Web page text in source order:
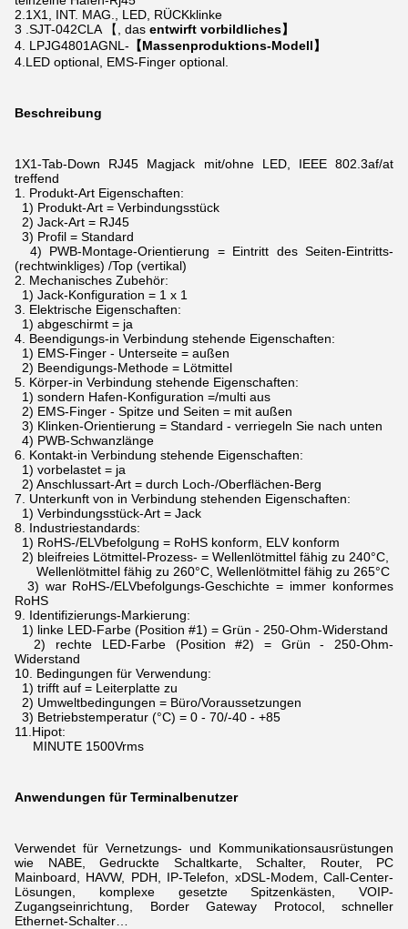
2.1X1, INT. MAG., LED, RÜCKklinke
3 .SJT-042CLA 【, das entwirft vorbildliches】
4. LPJG4801AGNL- 【Massenproduktions-Modell】
4.LED optional, EMS-Finger optional.
Beschreibung
1X1-Tab-Down RJ45 Magjack mit/ohne LED, IEEE 802.3af/at
treffend
1. Produkt-Art Eigenschaften:
1) Produkt-Art = Verbindungsstück
2) Jack-Art = RJ45
3) Profil = Standard
4) PWB-Montage-Orientierung = Eintritt des Seiten-Eintritts-
(rechtwinkliges) /Top (vertikal)
2. Mechanisches Zubehör:
1) Jack-Konfiguration = 1 x 1
3. Elektrische Eigenschaften:
1) abgeschirmt = ja
4. Beendigungs-in Verbindung stehende Eigenschaften:
1) EMS-Finger - Unterseite = außen
2) Beendigungs-Methode = Lötmittel
5. Körper-in Verbindung stehende Eigenschaften:
1) sondern Hafen-Konfiguration =/multi aus
2) EMS-Finger - Spitze und Seiten = mit außen
3) Klinken-Orientierung = Standard - verriegeln Sie nach unten
4) PWB-Schwanzlänge
6. Kontakt-in Verbindung stehende Eigenschaften:
1) vorbelastet = ja
2) Anschlussart-Art = durch Loch-/Oberflächen-Berg
7. Unterkunft von in Verbindung stehenden Eigenschaften:
1) Verbindungsstück-Art = Jack
8. Industriestandards:
1) RoHS-/ELVbefolgung = RoHS konform, ELV konform
2) bleifreies Lötmittel-Prozess- = Wellenlötmittel fähig zu 240°C,
Wellenlötmittel fähig zu 260°C, Wellenlötmittel fähig zu 265°C
3) war RoHS-/ELVbefolgungs-Geschichte = immer konformes
RoHS
9. Identifizierungs-Markierung:
1) linke LED-Farbe (Position #1) = Grün - 250-Ohm-Widerstand
2) rechte LED-Farbe (Position #2) = Grün - 250-Ohm-
Widerstand
10. Bedingungen für Verwendung:
1) trifft auf = Leiterplatte zu
2) Umweltbedingungen = Büro/Voraussetzungen
3) Betriebstemperatur (°C) = 0 - 70/-40 - +85
11.Hipot:
MINUTE 1500Vrms
Anwendungen für Terminalbenutzer
Verwendet für Vernetzungs- und Kommunikationsausrüstungen
wie NABE, Gedruckte Schaltkarte, Schalter, Router, PC
Mainboard, HAVW, PDH, IP-Telefon, xDSL-Modem,
Call-Center-
Lösungen, komplexe gesetzte Spitzenkästen, VOIP-
Zugangseinrichtung, Border Gateway Protocol, schneller
Ethernet-Schalter…